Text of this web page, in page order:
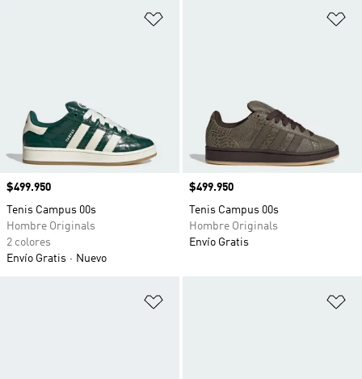
Precio
$499.950
Tenis Campus 00s
Hombre Originals
2 colores
Envío Gratis
Nuevo
Precio
$499.950
Tenis Campus 00s
Hombre Originals
Envío Gratis